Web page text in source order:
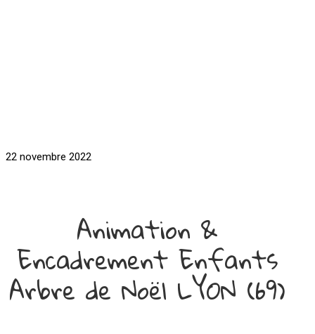
22 novembre 2022
Animation &
Encadrement Enfants
Arbre de Noël LYON (69)